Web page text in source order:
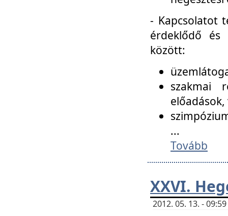
- Kapcsolatot
érdeklődő és
között:
szakmai
...
Tovább
XXVI.
2012. 05. 13. -